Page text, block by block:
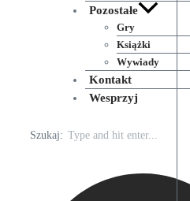
Pozostałe
Gry
Książki
Wywiady
Kontakt
Wesprzyj
Szukaj: